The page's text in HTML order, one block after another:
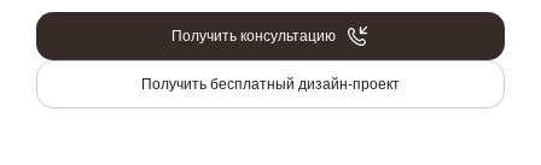
Получить консультацию
Получить бесплатный дизайн-проект